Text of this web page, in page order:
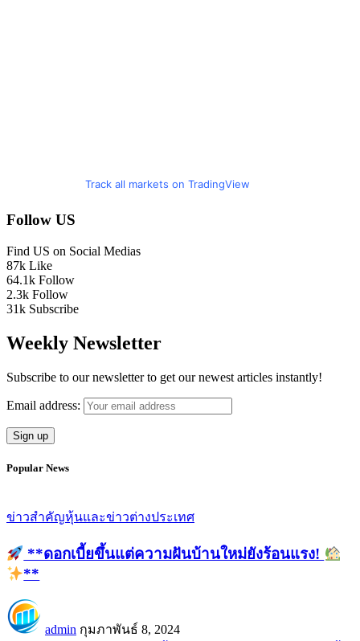
Track all markets on TradingView
Follow US
Find US on Social Medias
87k Like
64.1k Follow
2.3k Follow
31k Subscribe
Weekly Newsletter
Subscribe to our newsletter to get our newest articles instantly!
Email address:
Popular News
ข่าวสำคัญหุ้นและข่าวต่างประเทศ
**ดอกเบี้ยขึ้นแต่ความฝันบ้านใหม่ยังร้อนแรง!
**
admin กุมภาพันธ์ 8, 2024